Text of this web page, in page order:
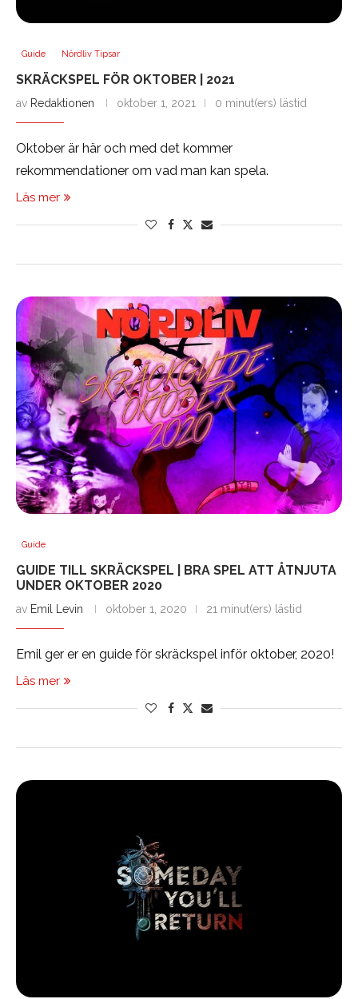
Guide Nördliv Tipsar
SKRÄCKSPEL FÖR OKTOBER | 2021
av Redaktionen oktober 1, 2021 0 minut(ers) lästid
Oktober är här och med det kommer
rekommendationer om vad man kan spela.
Läs mer
Guide
GUIDE TILL SKRÄCKSPEL | BRA SPEL ATT ÅTNJUTA
UNDER OKTOBER 2020
av Emil Levin oktober 1, 2020 21 minut(ers) lästid
Emil ger er en guide för skräckspel inför oktober, 2020!
Läs mer